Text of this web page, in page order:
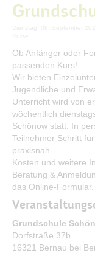
Veranstaltungen
Amtsblatt
Haushalt
Öffentliche
Bürgerservice
Ob Anfänger oder
passenden Kurs!
Wir bieten
Jugendliche und
Unterricht wird von
wöchentlich
Schönow statt. In
Teilnehmer Schritt
praxisnah.
Kosten und weitere
Beratung &
das Online-Formular.
Grundschule
Dorfstraße 37b
16321 Bernau bei